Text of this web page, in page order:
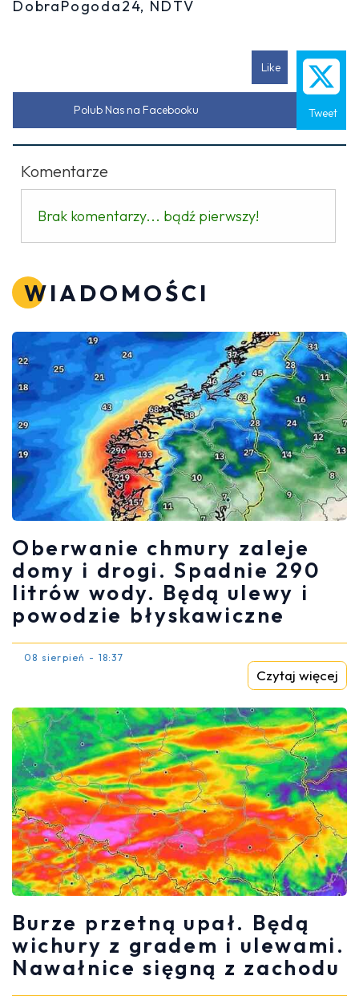
DobraPogoda24, NDTV
Like
Tweet
Polub Nas na Facebooku
Komentarze
Brak komentarzy... bądź pierwszy!
WIADOMOŚCI
Oberwanie chmury zaleje
domy i drogi. Spadnie 290
litrów wody. Będą ulewy i
powodzie błyskawiczne
08 sierpień - 18:37
Czytaj więcej
Burze przetną upał. Będą
wichury z gradem i ulewami.
Nawałnice sięgną z zachodu